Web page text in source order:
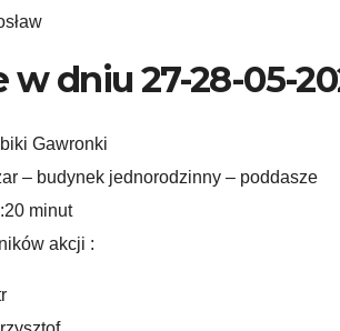
w dniu 27-28-05-
Gawronki
– budynek jednorodzinny – poddasze
minut
akcji :